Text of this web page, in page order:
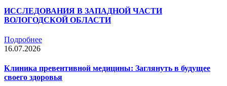
ИССЛЕДОВАНИЯ В ЗАПАДНОЙ ЧАСТИ
ВОЛОГОДСКОЙ ОБЛАСТИ
Подробнее
16.07.2026
Клиника превентивной медицины: Заглянуть в будущее
своего здоровья